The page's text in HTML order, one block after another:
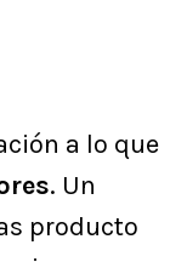
a lo que
. Un
producto